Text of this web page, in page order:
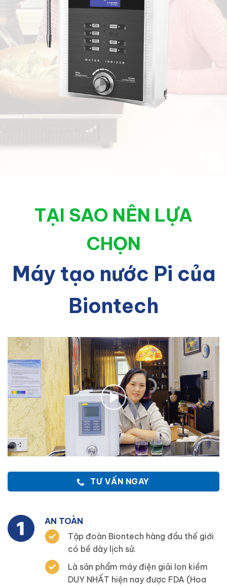
TẠI SAO NÊN LỰA
CHỌN
Máy tạo nước Pi của
Biontech
TƯ VẤN NGAY
AN TOÀN
Tập đoàn Biontech hàng đầu thế giới
có bề dày lịch sử.
Là sản phẩm máy điện giải Ion kiềm
DUY NHẤT hiện nay được FDA (Hoa